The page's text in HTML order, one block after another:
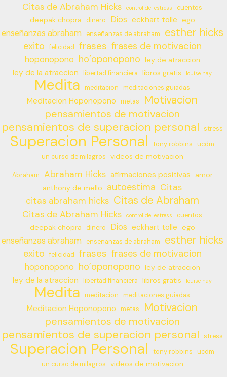
Citas de Abraham Hicks control del estress cuentos
deepak chopra dinero Dios eckhart tolle ego
enseñanzas abraham enseñanzas de abraham esther hicks
exito felicidad frases frases de motivacion
hoponopono ho’oponopono ley de atraccion
ley de la atraccion libertad financiera libros gratis louise hay
Medita meditacion meditaciones guiadas
Meditacion Hoponopono metas Motivacion
pensamientos de motivacion
pensamientos de superacion personal stress
Superacion Personal tony robbins
ucdm
un curso de milagros
videos de motivacion
Abraham Abraham Hicks afirmaciones positivas
amor
anthony de mello
autoestima Citas
citas abraham hicks Citas de Abraham
Citas de Abraham Hicks control del estress cuentos
deepak chopra dinero Dios eckhart tolle ego
enseñanzas abraham enseñanzas de abraham esther hicks
exito felicidad frases frases de motivacion
hoponopono ho’oponopono ley de atraccion
ley de la atraccion libertad financiera libros gratis louise hay
Medita meditacion meditaciones guiadas
Meditacion Hoponopono metas Motivacion
pensamientos de motivacion
pensamientos de superacion personal stress
Superacion Personal tony robbins
ucdm
un curso de milagros
videos de motivacion